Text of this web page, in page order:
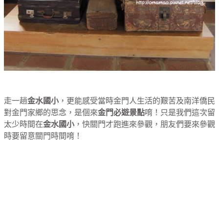
走一趟金水國小，更能感受當時金門人生活的艱苦及南洋僑民
對金門家鄉的思念，是個來金門必遊景點唷！只是我們這次留
太少時間在金水國小，快關門才跑進來參觀，朋友們要來參觀
時要留意關門時間唷！